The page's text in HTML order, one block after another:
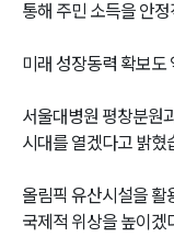
통해 주민 소득을 안
미래 성장동력 확보도
서울대병원 평창분원
시대를 열겠다고 밝혔
올림픽 유산시설을
국제적 위상을 높이겠